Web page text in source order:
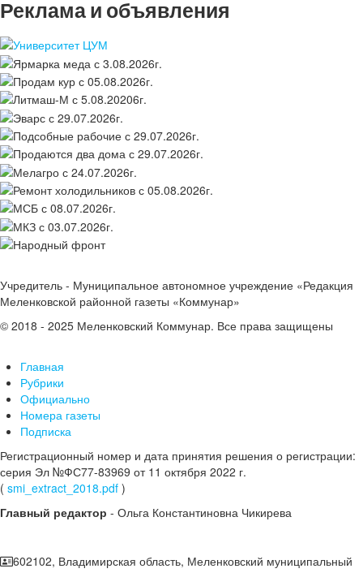
Реклама и объявления
Учредитель - Муниципальное автономное учреждение «Редакция
Меленковской районной газеты «Коммунар»
© 2018 - 2025 Меленковский Коммунар. Все права защищены
Главная
Рубрики
Официально
Номера газеты
Подписка
Регистрационный номер и дата принятия решения о регистрации:
серия Эл №ФС77-83969 от 11 октября 2022 г.
( smi_extract_2018.pdf )
Главный редактор - Ольга Константиновна Чикирева
602102, Владимирская область, Меленковский муниципальный